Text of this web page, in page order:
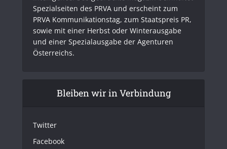
Spezialseiten des PRVA und erscheint zum
PRVA Kommunikationstag, zum Staatspreis PR,
sowie mit einer Herbst oder Winterausgabe
und einer Spezialausgabe der Agenturen
Österreichs.
Bleiben wir in Verbindung
Twitter
Facebook